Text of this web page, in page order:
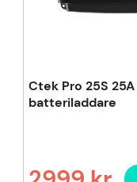
Ctek Pro 25S 25A
batteriladdare